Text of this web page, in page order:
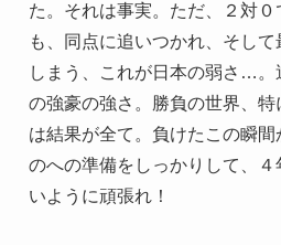
た。それは事実。ただ、２対
も、同点に追いつかれ、そし
しまう、これが日本の弱さ…。
の強豪の強さ。勝負の世界、
は結果が全て。負けたこの瞬
のへの準備をしっかりして、
いように頑張れ！